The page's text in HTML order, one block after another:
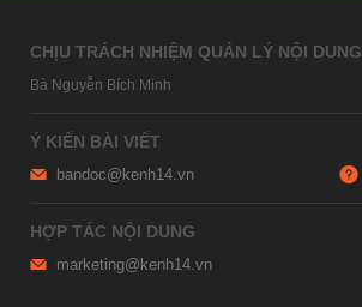
CHỊU TRÁCH NHIỆM QUẢN LÝ NỘI DUNG
Bà Nguyễn Bích Minh
Ý KIẾN BÀI VIẾT
bandoc@kenh14.vn
HỢP TÁC NỘI DUNG
marketing@kenh14.vn